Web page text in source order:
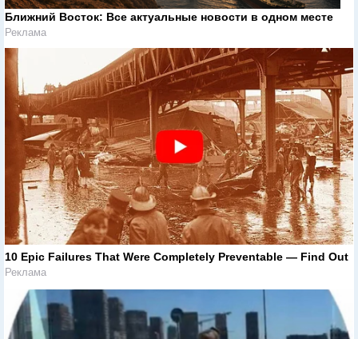
Ближний Восток: Все актуальные новости в одном месте
Реклама
10 Epic Failures That Were Completely Preventable — Find Out
Реклама